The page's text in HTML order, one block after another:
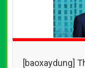
[baoxaydung]